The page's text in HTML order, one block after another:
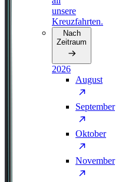
unsere
Kreuzfahrten.
Nach
Zeitraum
2026
August
September
Oktober
November